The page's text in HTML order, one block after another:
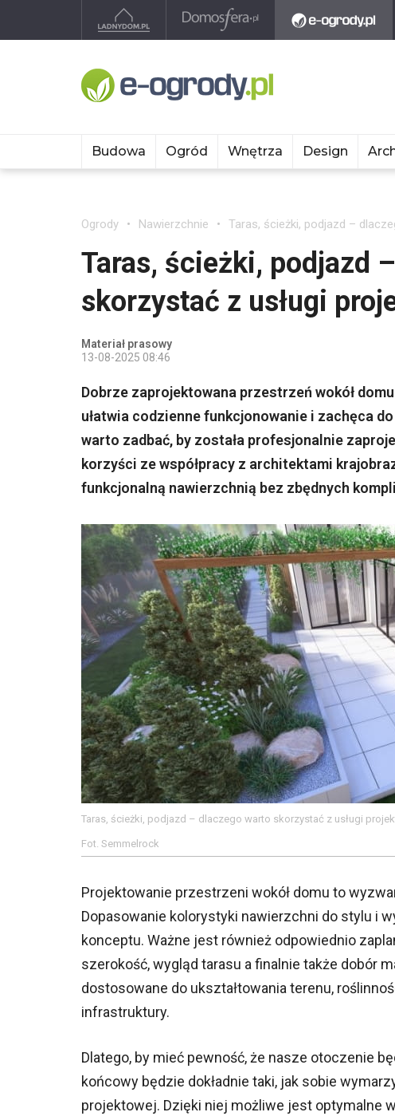
Budowa Ogród Wnętrza Design
Ogrody Nawierzchnie Taras, ścieżki, podjazd –
Taras, ścieżki, podjazd
skorzystać z usługi
Materiał prasowy
13-08-2025 08:46
Dobrze zaprojektowana przestrzeń wokół
ułatwia codzienne funkcjonowanie i zachęca
warto zadbać, by została profesjonalnie
korzyści ze współpracy z architektami
funkcjonalną nawierzchnią bez zbędnych
Taras, ścieżki, podjazd – dlaczego warto skorzystać z usługi
Fot. Semmelrock
Projektowanie przestrzeni wokół domu to
Dopasowanie kolorystyki nawierzchni do stylu i
konceptu. Ważne jest również odpowiednio
szerokość, wygląd tarasu a finalnie także dobór
dostosowane do ukształtowania terenu,
infrastruktury.
Dlatego, by mieć pewność, że nasze otoczenie
końcowy będzie dokładnie taki, jak sobie
projektowej. Dzięki niej możliwe jest optymalne